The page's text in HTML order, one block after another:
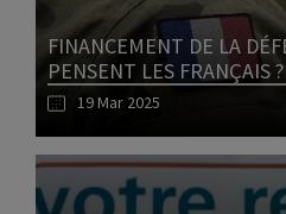
FINANCEMENT DE LA
PENSENT LES FRANÇAIS ?
19 Mar 2025